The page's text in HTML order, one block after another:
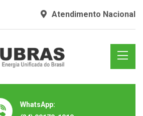
Atendimento Nacional
WhatsApp: